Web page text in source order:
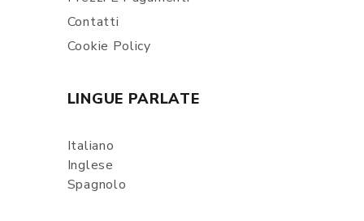
Contatti
Cookie Policy
LINGUE PARLATE
Italiano
Inglese
Spagnolo